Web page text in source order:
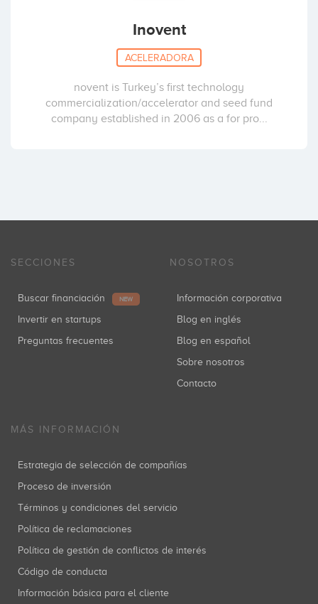
Inovent
ACELERADORA
novent is Turkey’s first technology
commercialization/accelerator and seed fund
company established in 2006 as a for pro...
SECCIONES
Buscar financiación NEW
Invertir en startups
Preguntas frecuentes
NOSOTROS
Información corporativa
Blog en inglés
Blog en español
Sobre nosotros
Contacto
MÁS INFORMACIÓN
Estrategia de selección de compañías
Proceso de inversión
Términos y condiciones del servicio
Política de reclamaciones
Política de gestión de conflictos de interés
Código de conducta
Información básica para el cliente